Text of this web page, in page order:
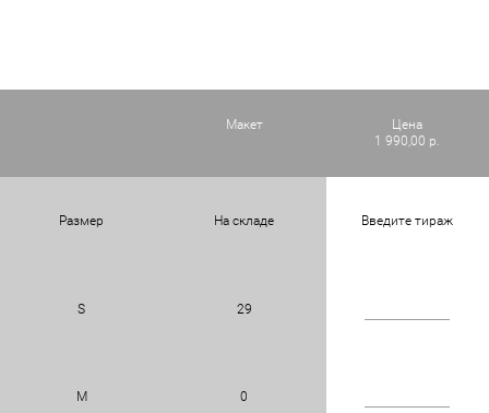
Макет
Цена
1 990,00 р.
Размер На складе Введите тираж
S 29
M 0